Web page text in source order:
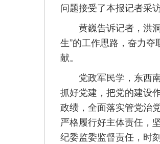
问题接受了本报记者采访
黄巍告诉记者，洪洞
生”的工作思路，奋力
献。
党政军民学，东西南
抓好党建，把党的建设
政绩，全面落实管党治
严格履行好主体责任，
纪委监委监督责任，时